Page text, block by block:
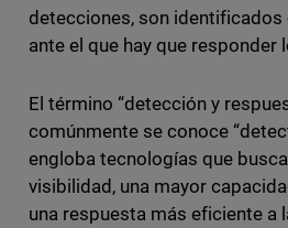
detecciones, son
ante el que hay que responder
El término “detección y
comúnmente se conoce
engloba tecnologías que
visibilidad, una mayor
una respuesta más eficiente a